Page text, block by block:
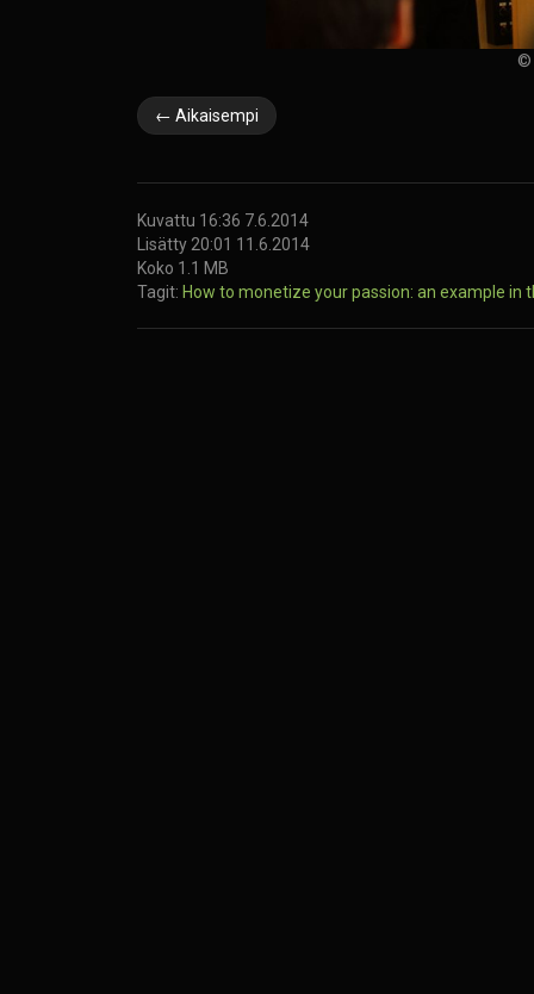
©
← Aikaisempi
Kuvattu 16:36 7.6.2014
Lisätty 20:01 11.6.2014
Koko 1.1 MB
Tagit: How to monetize your passion: an example in